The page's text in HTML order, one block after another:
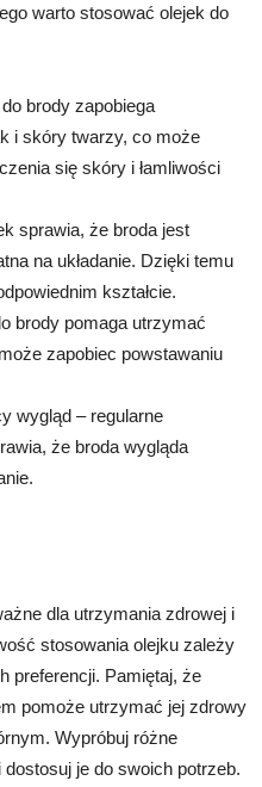
warto stosować olejek do
brody zapobiega
i skóry twarzy, co może
się skóry i łamliwości
sprawia, że broda jest
na układanie. Dzięki temu
kształcie.
brody pomaga utrzymać
zapobiec powstawaniu
wygląd – regularne
że broda wygląda
dla utrzymania zdrowej i
stosowania olejku zależy
preferencji. Pamiętaj, że
pomoże utrzymać jej zdrowy
Wypróbuj różne
je do swoich potrzeb.